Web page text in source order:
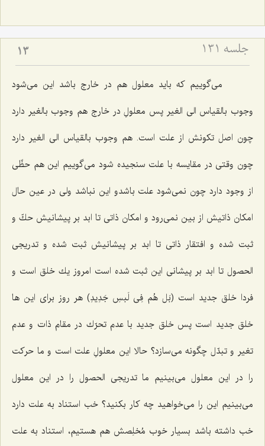
جلسه ۱۳۱ 13
مى‌گوییم كه باید معلول هم در خارج باشد این مى‌شود
وجوب بالقیاس الى الغیر پس معلولِ در خارج هم وجوب بالغیر دارد
چون اصل تكونش از علت است. هم وجوب بالقیاس الى الغیر دارد
چون وقتى در مقایسه با علت سنجیده شود مى‌گوییم این هم حظّى
از وجود دارد چون نمى‌شود علت باشدو این نباشد ولى در عین حال
امكان ذاتیش از بین نمى‌رود و امكان ذاتى تا ابد بر پیشانیش حكّ و
ثبت شده و افتقار ذاتى تا ابد بر پیشانیش ثبت شده و تدریجى
الحصول تا ابد بر پیشانى این ثبت شده است امروز یك خلق است و
فردا خلق جدید است (بَل هُم فِى لَبسِ جَدِیدِ) هر روز براى این ها
خلق جدید است پس خلق جدید با عدم تحرّك در مقام ذات و عدم
تغیر و تبدّل چگونه مى‌سازد؟ حالا این معلولِ علت است و ما حركت
را در این معلول مى‌بینیم ما تدریجى الحصول را در این معلول
مى‌بینیم این را مى‌خواهید چه كار بكنید؟ خب استناد به علت دارد
خب داشته باشد بسیار خوب مُخلِصش هم هستیم، استناد به علت